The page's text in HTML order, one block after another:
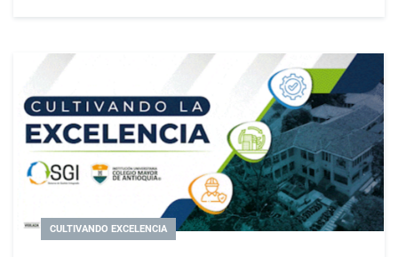
CULTIVANDO EXCELENCIA